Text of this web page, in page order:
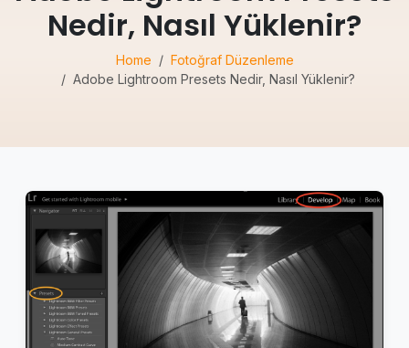
Nedir, Nasıl Yüklenir?
Home
Fotoğraf Düzenleme
Adobe Lightroom Presets Nedir, Nasıl Yüklenir?